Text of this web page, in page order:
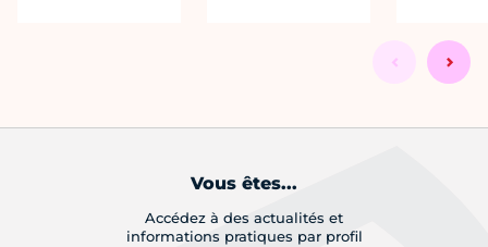
Vous êtes...
Accédez à des actualités et
informations pratiques par profil